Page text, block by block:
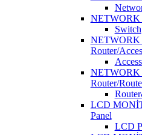
NETWORK
Switch
NETWORK
Router/
NETWORK
Router/
LCD
Panel
LCD